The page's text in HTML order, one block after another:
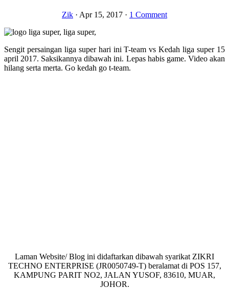
Zik · Apr 15, 2017 · 1 Comment
Sengit persaingan liga super hari ini T-team vs Kedah liga super 15
april 2017. Saksikannya dibawah ini. Lepas habis game. Video akan
hilang serta merta. Go kedah go t-team.
Laman Website/ Blog ini didaftarkan dibawah syarikat ZIKRI
TECHNO ENTERPRISE (JR0050749-T) beralamat di POS 157,
KAMPUNG PARIT NO2, JALAN YUSOF, 83610, MUAR,
JOHOR.